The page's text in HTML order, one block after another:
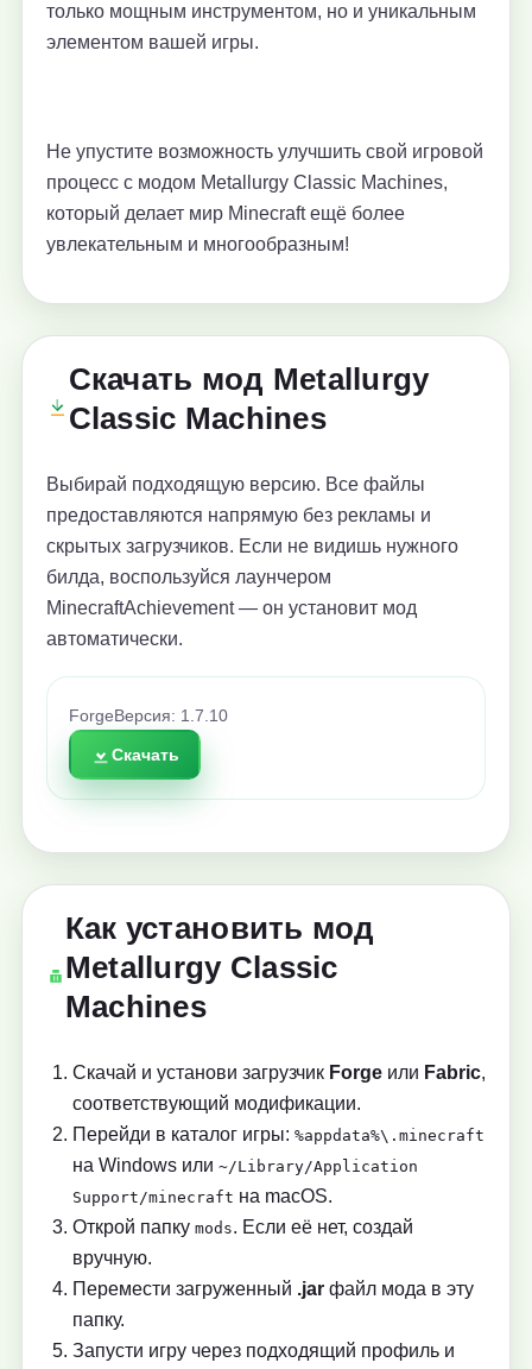
только мощным инструментом, но и уникальным
элементом вашей игры.
Не упустите возможность улучшить свой игровой
процесс с модом Metallurgy Classic Machines,
который делает мир Minecraft ещё более
увлекательным и многообразным!
Скачать мод Metallurgy
Classic Machines
Выбирай подходящую версию. Все файлы
предоставляются напрямую без рекламы и
скрытых загрузчиков. Если не видишь нужного
билда, воспользуйся лаунчером
MinecraftAchievement — он установит мод
автоматически.
Forge Версия: 1.7.10
Скачать
Как установить мод
Metallurgy Classic
Machines
Скачай и установи загрузчик Forge или Fabric,
соответствующий модификации.
Перейди в каталог игры: %appdata%\.minecraft
на Windows или ~/Library/Application
Support/minecraft на macOS.
Открой папку mods. Если её нет, создай
вручную.
Перемести загруженный .jar файл мода в эту
папку.
Запусти игру через подходящий профиль и